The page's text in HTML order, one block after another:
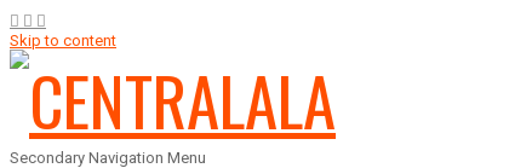
Skip to content
Secondary Navigation Menu